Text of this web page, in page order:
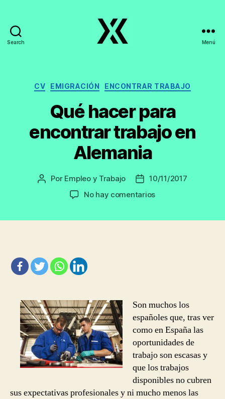
Search Menú
Categorías
CV EMIGRACIÓN ENCONTRAR TRABAJO
Qué hacer para
encontrar trabajo en
Alemania
Autor
Por Empleo y Trabajo
Fecha
de
10/11/2017
No hay comentariosen
Son muchos los
españoles que, tras ver
como en España las
oportunidades de
trabajo son escasas y
que los trabajos
disponibles no cubren
sus expectativas profesionales y ni mucho menos las